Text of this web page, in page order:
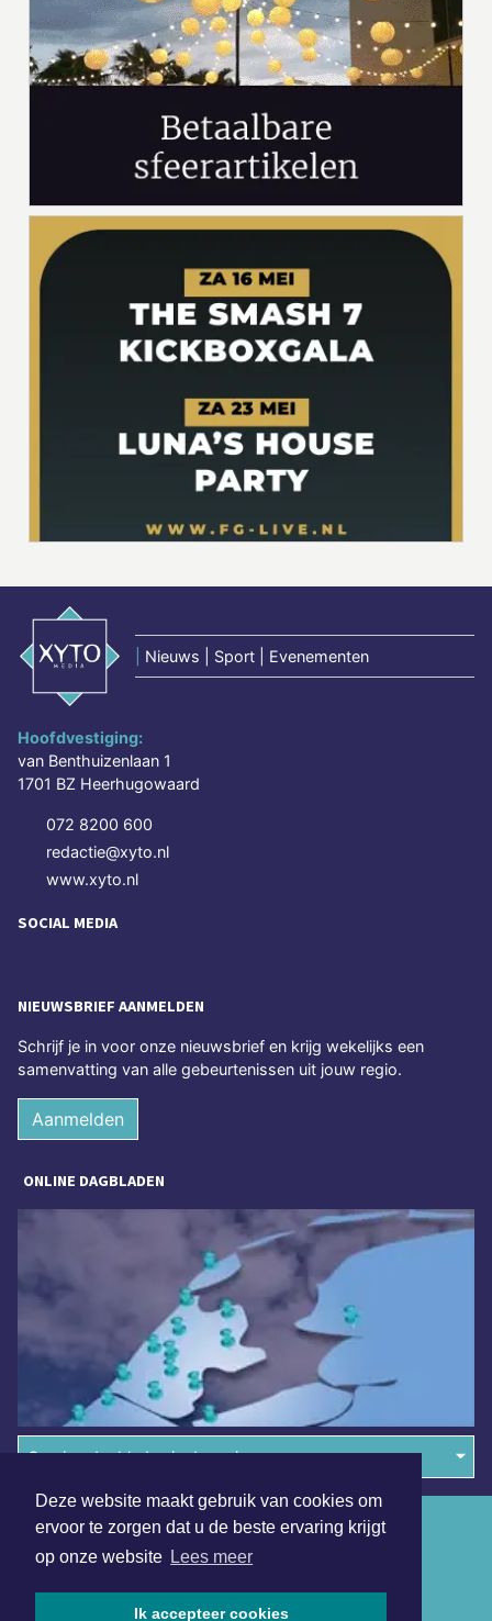
Deze website maakt gebruik van cookies om
ervoor te zorgen dat u de beste ervaring krijgt
op onze website Lees meer
Ik accepteer cookies
Nieuws | Sport | Evenementen
Hoofdvestiging:
van Benthuizenlaan 1
1701 BZ Heerhugowaard
072 8200 600
redactie@xyto.nl
www.xyto.nl
SOCIAL MEDIA
NIEUWSBRIEF AANMELDEN
Schrijf je in voor onze nieuwsbrief en krijg wekelijks een
samenvatting van alle gebeurtenissen uit jouw regio.
Aanmelden
ONLINE DAGBLADEN
Overige dagbladen in de regio
Algemene voorwaarden
Disclaimer